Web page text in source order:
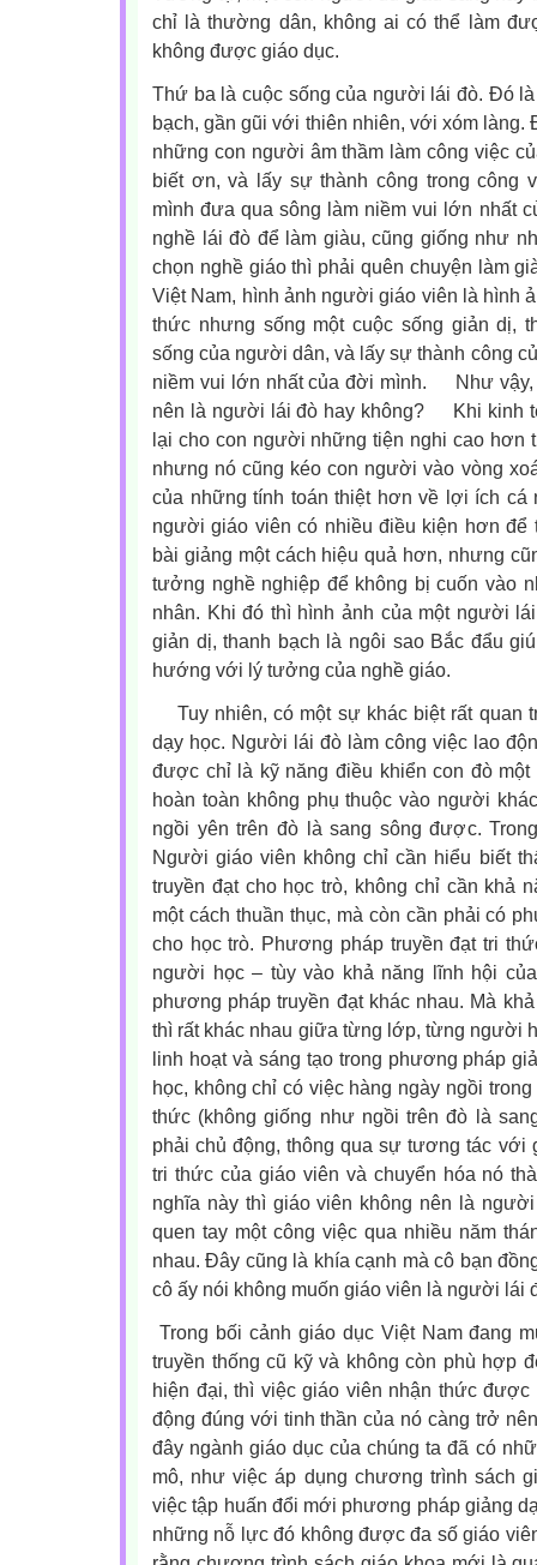
chỉ là thường dân, không ai có thể làm
không được giáo dục.
Thứ ba là cuộc sống của người lái đò. Đó
bạch, gần gũi với thiên nhiên, với xóm làng.
những con người âm thầm làm công việc
biết ơn, và lấy sự thành công trong công
mình đưa qua sông làm niềm vui lớn nhất
nghề lái đò để làm giàu, cũng giống như
chọn nghề giáo thì phải quên chuyện làm
Việt Nam, hình ảnh người giáo viên là hình
thức nhưng sống một cuộc sống giản dị,
sống của người dân, và lấy sự thành công
niềm vui lớn nhất của đời mình.
Như vậy,
nên là người lái đò hay không?
Khi kinh
lại cho con người những tiện nghi cao hơn
nhưng nó cũng kéo con người vào vòng
của những tính toán thiệt hơn về lợi ích cá
người giáo viên có nhiều điều kiện hơn để
bài giảng một cách hiệu quả hơn, nhưng
tưởng nghề nghiệp để không bị cuốn vào
nhân. Khi đó thì hình ảnh của một người
giản dị, thanh bạch là ngôi sao Bắc đẩu
hướng với lý tưởng của nghề giáo.
Tuy nhiên, có một sự khác biệt rất quan
dạy học. Người lái đò làm công việc lao
được chỉ là kỹ năng điều khiển con đò một
hoàn toàn không phụ thuộc vào người
ngồi yên trên đò là sang sông được.
Người giáo viên không chỉ cần hiểu biết
truyền đạt cho học trò, không chỉ cần khả
một cách thuần thục, mà còn cần phải có
cho học trò. Phương pháp truyền đạt tri
người học – tùy vào khả năng lĩnh hội
phương pháp truyền đạt khác nhau. Mà
thì rất khác nhau giữa từng lớp, từng người
linh hoạt và sáng tạo trong phương pháp
học, không chỉ có việc hàng ngày ngồi
thức (không giống như ngồi trên đò là
phải chủ động, thông qua sự tương tác với
tri thức của giáo viên và chuyển hóa nó
nghĩa này thì giáo viên không nên là
quen tay một công việc qua nhiều năm
nhau. Đây cũng là khía cạnh mà cô bạn
cô ấy nói không muốn giáo viên là người lái
Trong bối cảnh giáo dục Việt Nam đang
truyền thống cũ kỹ và không còn phù hợp
hiện đại, thì việc giáo viên nhận thức
động đúng với tinh thần của nó càng trở
đây ngành giáo dục của chúng ta đã có
mô, như việc áp dụng chương trình sách
việc tập huấn đổi mới phương pháp giảng
những nỗ lực đó không được đa số giáo